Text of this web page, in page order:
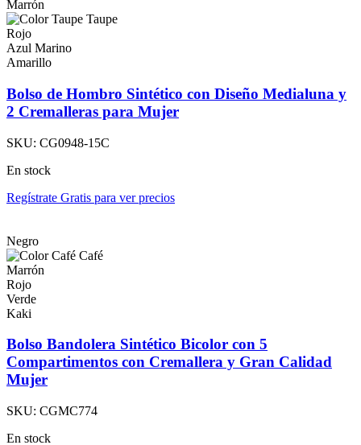
Marrón
Taupe
Rojo
Azul Marino
Amarillo
Bolso de Hombro Sintético con Diseño Medialuna y
2 Cremalleras para Mujer
SKU: CG0948-15C
En stock
Regístrate Gratis para ver precios
Negro
Café
Marrón
Rojo
Verde
Kaki
Bolso Bandolera Sintético Bicolor con 5
Compartimentos con Cremallera y Gran Calidad
Mujer
SKU: CGMC774
En stock